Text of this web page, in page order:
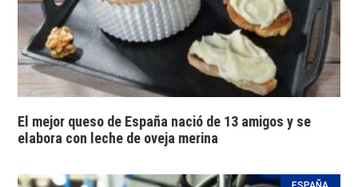
El mejor queso de España nació de 13 amigos y se
elabora con leche de oveja merina